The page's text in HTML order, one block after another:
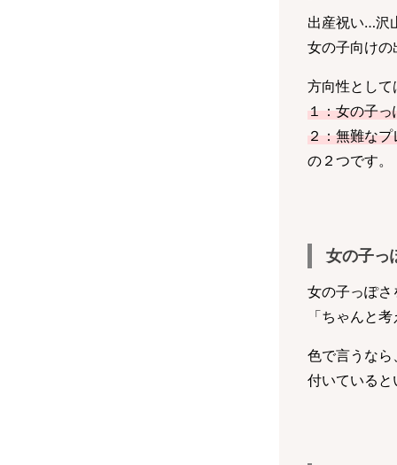
出産祝い…沢
女の子向け
方向性とし
１：女の子
２：無難な
の２つです。
女の子っ
女の子っぽ
「ちゃんと
色で言うなら
付いている